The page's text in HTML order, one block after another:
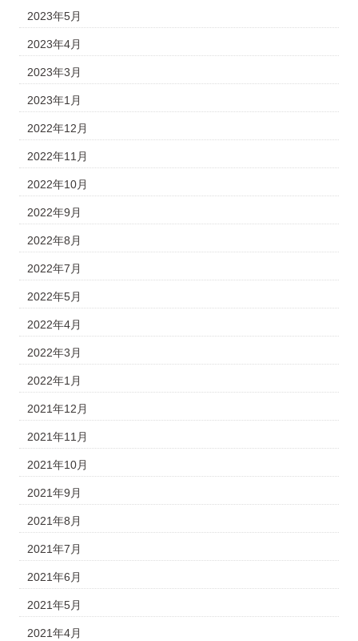
2023年5月
2023年4月
2023年3月
2023年1月
2022年12月
2022年11月
2022年10月
2022年9月
2022年8月
2022年7月
2022年5月
2022年4月
2022年3月
2022年1月
2021年12月
2021年11月
2021年10月
2021年9月
2021年8月
2021年7月
2021年6月
2021年5月
2021年4月